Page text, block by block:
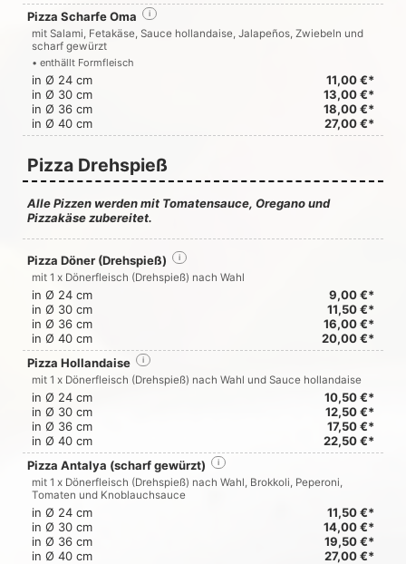
Pizza Scharfe Oma
i
mit Salami, Fetakäse, Sauce hollandaise, Jalapeños, Zwiebeln und
scharf gewürzt
• enthällt Formfleisch
in Ø 24 cm
11,00 €*
in Ø 30 cm
13,00 €*
in Ø 36 cm
18,00 €*
in Ø 40 cm
27,00 €*
Pizza Drehspieß
Alle Pizzen werden mit Tomatensauce, Oregano und
Pizzakäse zubereitet.
Pizza Döner (Drehspieß) i
mit 1 x Dönerfleisch (Drehspieß) nach Wahl
in Ø 24 cm
9,00 €*
in Ø 30 cm
11,50 €*
in Ø 36 cm
16,00 €*
in Ø 40 cm
20,00 €*
Pizza Hollandaise
i
mit 1 x Dönerfleisch (Drehspieß) nach Wahl und Sauce hollandaise
in Ø 24 cm
10,50 €*
in Ø 30 cm
12,50 €*
in Ø 36 cm
17,50 €*
in Ø 40 cm
22,50 €*
Pizza Antalya (scharf gewürzt)
i
mit 1 x Dönerfleisch (Drehspieß) nach Wahl, Brokkoli, Peperoni,
Tomaten und Knoblauchsauce
in Ø 24 cm
11,50 €*
in Ø 30 cm
14,00 €*
in Ø 36 cm
19,50 €*
in Ø 40 cm
27,00 €*